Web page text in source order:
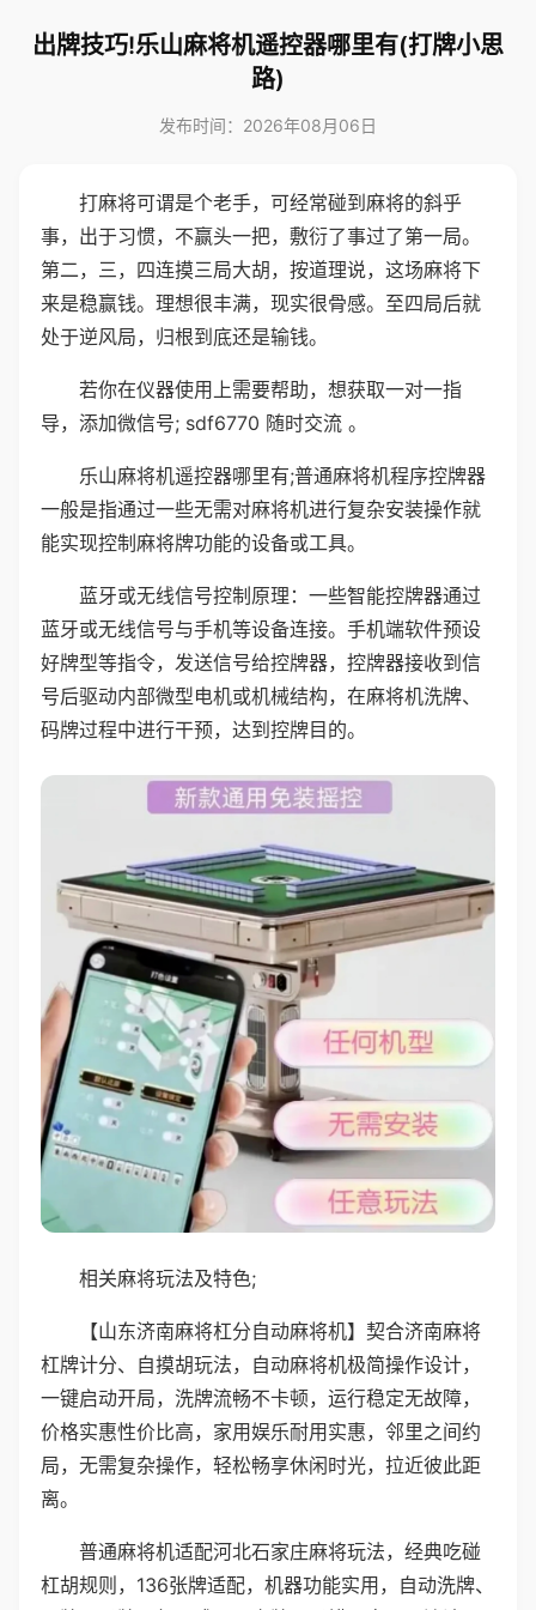
出牌技巧!乐山麻将机遥控器哪里有(打牌小思
路)
发布时间：2026年08月06日
打麻将可谓是个老手，可经常碰到麻将的斜乎
事，出于习惯，不赢头一把，敷衍了事过了第一局。
第二，三，四连摸三局大胡，按道理说，这场麻将下
来是稳赢钱。理想很丰满，现实很骨感。至四局后就
处于逆风局，归根到底还是输钱。
若你在仪器使用上需要帮助，想获取一对一指
导，添加微信号; sdf6770 随时交流 。
乐山麻将机遥控器哪里有;普通麻将机程序控牌器
一般是指通过一些无需对麻将机进行复杂安装操作就
能实现控制麻将牌功能的设备或工具。
蓝牙或无线信号控制原理：一些智能控牌器通过
蓝牙或无线信号与手机等设备连接。手机端软件预设
好牌型等指令，发送信号给控牌器，控牌器接收到信
号后驱动内部微型电机或机械结构，在麻将机洗牌、
码牌过程中进行干预，达到控牌目的。
相关麻将玩法及特色;
【山东济南麻将杠分自动麻将机】契合济南麻将
杠牌计分、自摸胡玩法，自动麻将机极简操作设计，
一键启动开局，洗牌流畅不卡顿，运行稳定无故障，
价格实惠性价比高，家用娱乐耐用实惠，邻里之间约
局，无需复杂操作，轻松畅享休闲时光，拉近彼此距
离。
普通麻将机适配河北石家庄麻将玩法，经典吃碰
杠胡规则，136张牌适配，机器功能实用，自动洗牌、